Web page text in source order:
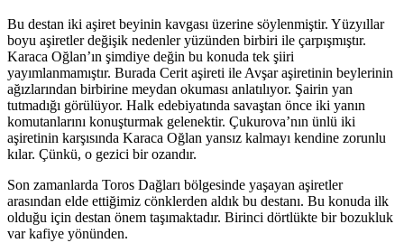
Bu destan iki aşiret beyinin kavgası üzerine söylenmiştir. Yüzyıllar
boyu aşiretler değişik nedenler yüzünden birbiri ile çarpışmıştır.
Karaca Oğlan’ın şimdiye değin bu konuda tek şiiri
yayımlanmamıştır. Burada Cerit aşireti ile Avşar aşiretinin beylerinin
ağızlarından birbirine meydan okuması anlatılıyor. Şairin yan
tutmadığı görülüyor. Halk edebiyatında savaştan önce iki yanın
komutanlarını konuşturmak gelenektir. Çukurova’nın ünlü iki
aşiretinin karşısında Karaca Oğlan yansız kalmayı kendine zorunlu
kılar. Çünkü, o gezici bir ozandır.
Son zamanlarda Toros Dağları bölgesinde yaşayan aşiretler
arasından elde ettiğimiz cönklerden aldık bu destanı. Bu konuda ilk
olduğu için destan önem taşımaktadır. Birinci dörtlükte bir bozukluk
var kafiye yönünden.